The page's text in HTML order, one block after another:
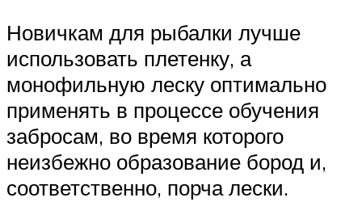
Новичкам для рыбалки лучше
использовать плетенку, а
монофильную леску оптимально
применять в процессе обучения
забросам, во время которого
неизбежно образование бород и,
соответственно, порча лески.